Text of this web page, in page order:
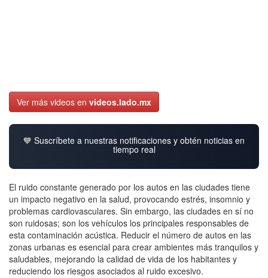
Ver más videos en videos.lado.mx
💙 Suscríbete a nuestras notificaciones y obtén noticias en
tiempo real
El ruido constante generado por los autos en las ciudades tiene
un impacto negativo en la salud, provocando estrés, insomnio y
problemas cardiovasculares. Sin embargo, las ciudades en sí no
son ruidosas; son los vehículos los principales responsables de
esta contaminación acústica. Reducir el número de autos en las
zonas urbanas es esencial para crear ambientes más tranquilos y
saludables, mejorando la calidad de vida de los habitantes y
reduciendo los riesgos asociados al ruido excesivo.